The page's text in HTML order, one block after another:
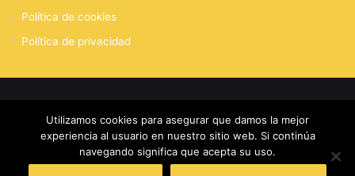
Política de cookies
Política de privacidad
Facebook
X YouTubeInstagram
Utilizamos cookies para asegurar que damos la mejor
experiencia al usuario en nuestro sitio web. Si continúa
navegando significa que acepta su uso.